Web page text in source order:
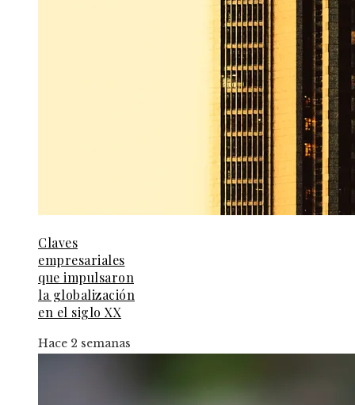
Claves
empresariales
que impulsaron
la globalización
en el siglo XX
Hace 2 semanas